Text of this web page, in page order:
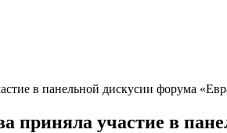
в панельной дискусии форума
участие в